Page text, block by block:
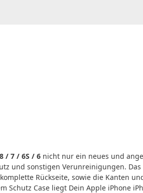
/ 7 / 6S / 6 nicht nur ein neues und
und sonstigen Verunreinigungen. Das
Rückseite, sowie die Kanten
Case liegt Dein Apple iPhone